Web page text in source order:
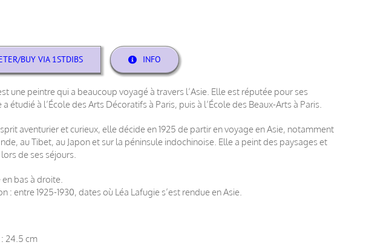
BUY VIA 1STDIBS INFO
une peintre qui a beaucoup voyagé à travers l’Asie. Elle est réputée pour ses
étudié à l’École des Arts Décoratifs à Paris, puis à l’École des Beaux-Arts à Paris.
aventurier et curieux, elle décide en 1925 de partir en voyage en Asie, notamment
au Tibet, au Japon et sur la péninsule indochinoise. Elle a peint des paysages et
de ses séjours.
en bas à droite.
: entre 1925-1930, dates où Léa Lafugie s’est rendue en Asie.
: 24.5 cm